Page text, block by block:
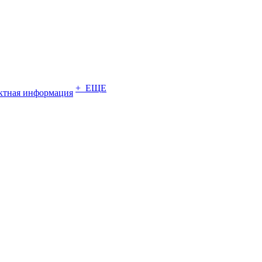
информация + ЕЩЕ